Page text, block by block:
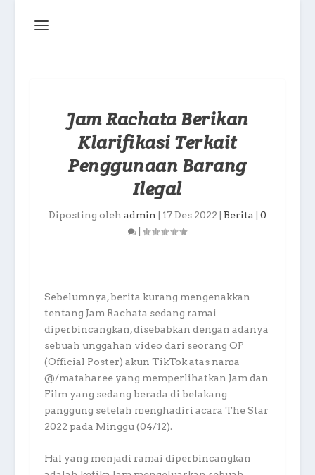
Jam Rachata Berikan
Klarifikasi Terkait
Penggunaan Barang
Ilegal
Diposting oleh admin 17 Des 2022 Berita
0
|
Sebelumnya, berita kurang mengenakkan
tentang Jam Rachata sedang ramai
diperbincangkan, disebabkan dengan adanya
sebuah unggahan video dari seorang OP
(Official Poster) akun TikTok atas nama
@/mataharee yang memperlihatkan Jam dan
Film yang sedang berada di belakang
panggung setelah menghadiri acara The Star
2022 pada Minggu (04/12).
Hal yang menjadi ramai diperbincangkan